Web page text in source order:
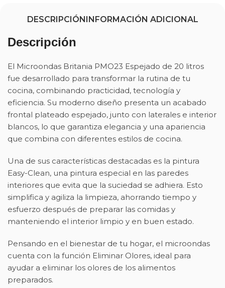
DESCRIPCIÓNINFORMACIÓN ADICIONAL
Descripción
El Microondas Britania PMO23 Espejado de 20 litros
fue desarrollado para transformar la rutina de tu
cocina, combinando practicidad, tecnología y
eficiencia. Su moderno diseño presenta un acabado
frontal plateado espejado, junto con laterales e interior
blancos, lo que garantiza elegancia y una apariencia
que combina con diferentes estilos de cocina.
Una de sus características destacadas es la pintura
Easy-Clean, una pintura especial en las paredes
interiores que evita que la suciedad se adhiera. Esto
simplifica y agiliza la limpieza, ahorrando tiempo y
esfuerzo después de preparar las comidas y
manteniendo el interior limpio y en buen estado.
Pensando en el bienestar de tu hogar, el microondas
cuenta con la función Eliminar Olores, ideal para
ayudar a eliminar los olores de los alimentos
preparados.